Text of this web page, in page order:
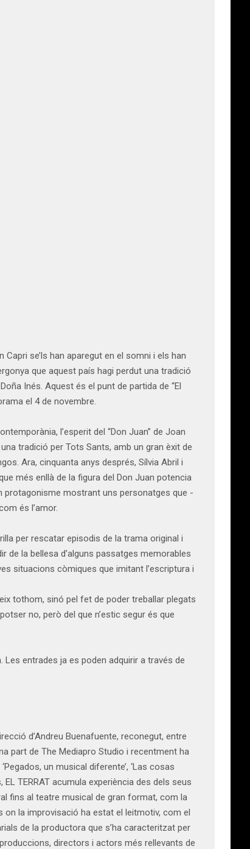
se’ls han aparegut en el somni i els han
que aquest país hagi perdut una tradició
Inés. Aquest és el punt de partida de “El
el 4 de novembre.
l’esperit del “Don Juan” de Joan
tradició per Tots Sants, amb un gran èxit de
Ara, cinquanta anys després, Sílvia Abril i
més enllà de la figura del Don Juan potencia
protagonisme mostrant uns personatges que -
és l’amor.
per rescatar episodis de la trama original i
de la bellesa d’alguns passatges memorables
situacions còmiques que imitant l’escriptura i
tothom, sinó pel fet de poder treballar plegats
no, però del que n’estic segur és que
Les entrades ja es poden adquirir a través de
d’Andreu Buenafuente, reconegut, entre
part de The Mediapro Studio i recentment ha
un musical diferente’, ‘Las cosas
TERRAT acumula experiència des dels seus
fins al teatre musical de gran format, com la
on la improvisació ha estat el leitmotiv, com el
de la productora que s’ha caracteritzat per
directors i actors més rellevants de